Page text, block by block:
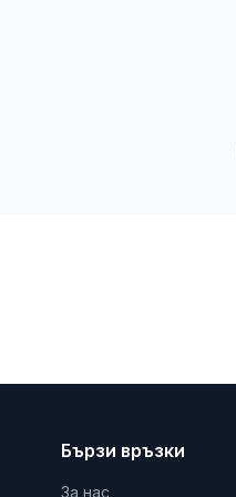
Бързи връзки
За нас